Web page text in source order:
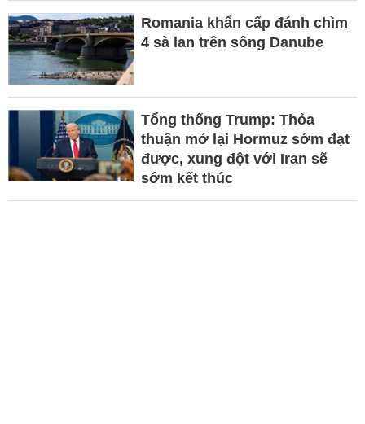
Romania khẩn cấp đánh chìm
4 sà lan trên sông Danube
Tổng thống Trump: Thỏa
thuận mở lại Hormuz sớm đạt
được, xung đột với Iran sẽ
sớm kết thúc